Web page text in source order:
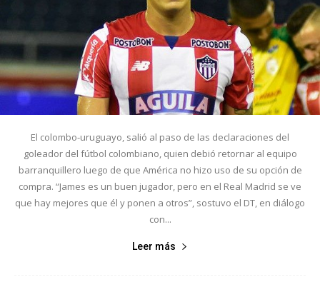
El colombo-uruguayo, salió al paso de las declaraciones del
goleador del fútbol colombiano, quien debió retornar al equipo
barranquillero luego de que América no hizo uso de su opción de
compra. “James es un buen jugador, pero en el Real Madrid se ve
que hay mejores que él y ponen a otros”, sostuvo el DT, en diálogo
con...
Leer más